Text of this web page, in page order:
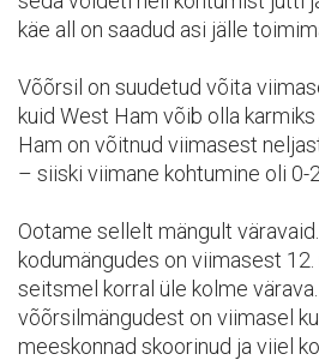
käe all on saadud asi jälle
Võõrsil on suudetud võita
kuid West Ham võib olla
Ham on võitnud viimasest
– siiski viimane kohtumine oli 0-
Ootame sellelt mängult
kodumängudes on viimasest
seitsmel korral üle kolme
võõrsilmängudest on viimasel
meeskonnad skoorinud ja viiel